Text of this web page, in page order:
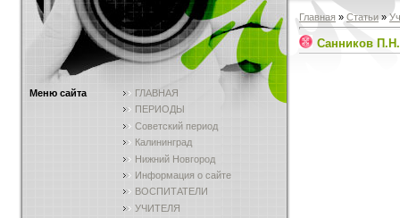
Меню сайта
ГЛАВНАЯ
ПЕРИОДЫ
Советский период
Калининград
Нижний Новгород
Информация о сайте
ВОСПИТАТЕЛИ
УЧИТЕЛЯ
Главная » Статьи »
Санников П.Н.